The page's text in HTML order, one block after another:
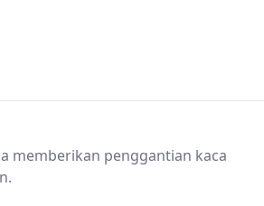
memberikan penggantian kaca